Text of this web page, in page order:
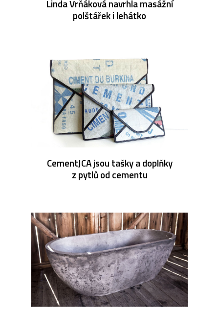
Linda Vrňáková navrhla masážní
polštářek i lehátko
CementJCA jsou tašky a doplňky
z pytlů od cementu